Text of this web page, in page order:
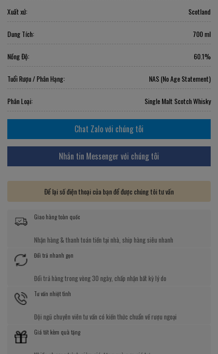
Xuất xứ: Scotland
Dung Tích: 700 ml
Nồng Độ: 60.1%
Tuổi Rượu / Phân Hạng: NAS (No Age Statement)
Phân Loại: Single Malt Scotch Whisky
Chat Zalo với chúng tôi
Nhắn tin Messenger với chúng tôi
Để lại số điện thoại của bạn để được chúng tôi tư vấn
Giao hàng toàn quốc
Nhận hàng & thanh toán tiền tại nhà, ship hàng siêu nhanh
Đổi trả nhanh gọn
Đổi trả hàng trong vòng 30 ngày, chấp nhận bất kỳ lý do
Tư vấn nhiệt tình
Đội ngũ chuyên viên tư vấn có kiến thức chuẩn về rượu ngoại
Giá tốt kèm quà tặng